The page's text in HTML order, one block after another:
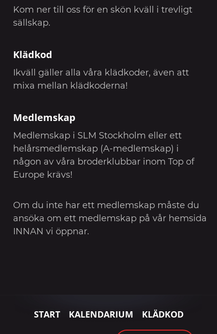
Kom ner till oss för en skön kväll i trevligt
sällskap.
Klädkod
Ikväll gäller alla våra klädkoder, även att
mixa mellan klädkoderna!
Medlemskap
Medlemskap i SLM Stockholm eller ett
helårsmedlemskap (A-medlemskap) i
någon av våra broderklubbar inom Top of
Europe krävs!
Om du inte har ett medlemskap måste du
ansöka om ett medlemskap på vår hemsida
INNAN vi öppnar.
START KALENDARIUM KLÄDKOD